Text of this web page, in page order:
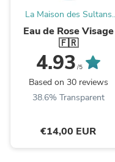
La Maison des Sultans
Paris
Eau de Rose Visage
🇫🇷
4.93 /5
Based on 30 reviews
38.6% Transparent
€14,00 EUR